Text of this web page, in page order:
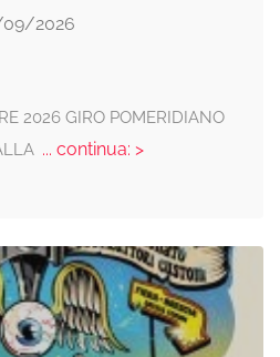
2026
2026 GIRO POMERIDIANO
... continua: >